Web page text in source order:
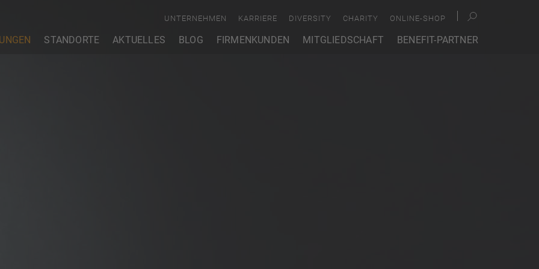
STANDORTE AKTUELLES BLOG FIRMENKUNDEN MITGLIEDSCHAFT BENEFIT-PARTNER
UNTERNEHMEN KARRIERE DIVERSITY CHARITY ONLINE-SHOP